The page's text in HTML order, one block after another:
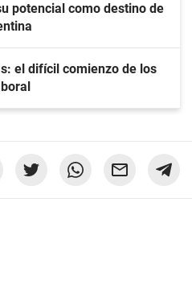
potencial como destino de
el difícil comienzo de los